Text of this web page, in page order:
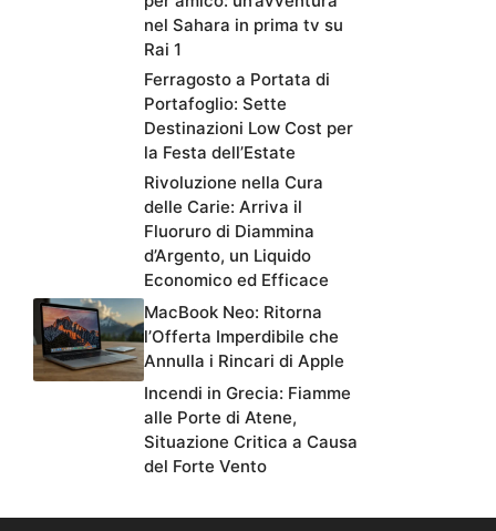
nel Sahara in prima tv su
Rai 1
Ferragosto a Portata di
Portafoglio: Sette
Destinazioni Low Cost per
la Festa dell’Estate
Rivoluzione nella Cura
delle Carie: Arriva il
Fluoruro di Diammina
d’Argento, un Liquido
Economico ed Efficace
MacBook Neo: Ritorna
l’Offerta Imperdibile che
Annulla i Rincari di Apple
Incendi in Grecia: Fiamme
alle Porte di Atene,
Situazione Critica a Causa
del Forte Vento